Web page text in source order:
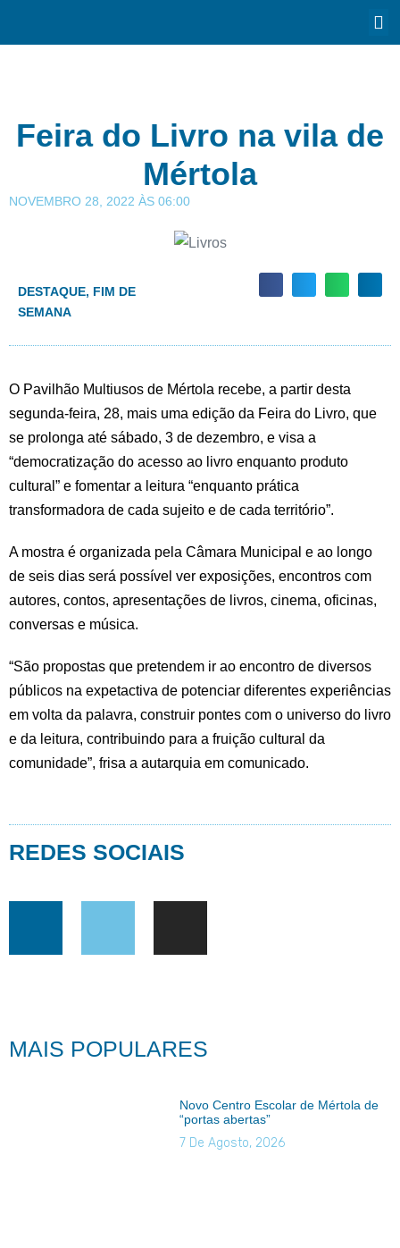
Feira do Livro na vila de
Mértola
NOVEMBRO 28, 2022 ÀS 06:00
DESTAQUE, FIM DE
SEMANA
O Pavilhão Multiusos de Mértola recebe, a partir desta
segunda-feira, 28, mais uma edição da Feira do Livro, que
se prolonga até sábado, 3 de dezembro, e visa a
“democratização do acesso ao livro enquanto produto
cultural” e fomentar a leitura “enquanto prática
transformadora de cada sujeito e de cada território”.
A mostra é organizada pela Câmara Municipal e ao longo
de seis dias será possível ver exposições, encontros com
autores, contos, apresentações de livros, cinema, oficinas,
conversas e música.
“São propostas que pretendem ir ao encontro de diversos
públicos na expetactiva de potenciar diferentes experiências
em volta da palavra, construir pontes com o universo do livro
e da leitura, contribuindo para a fruição cultural da
comunidade”, frisa a autarquia em comunicado.
REDES SOCIAIS
MAIS POPULARES
Novo Centro Escolar de Mértola de
“portas abertas”
7 De Agosto, 2026